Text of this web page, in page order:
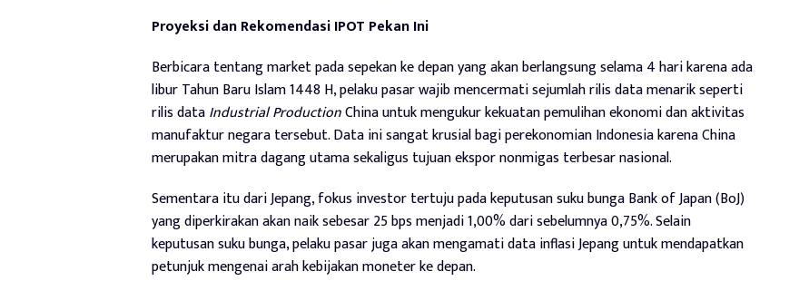
Proyeksi dan Rekomendasi IPOT Pekan Ini
Berbicara tentang market pada sepekan ke depan yang akan berlangsung selama 4 hari karena ada
libur Tahun Baru Islam 1448 H, pelaku pasar wajib mencermati sejumlah rilis data menarik seperti
rilis dataIndustrial ProductionChina untuk mengukur kekuatan pemulihan ekonomi dan aktivitas
manufaktur negara tersebut. Data ini sangat krusial bagi perekonomian Indonesia karena China
merupakan mitra dagang utama sekaligus tujuan ekspor nonmigas terbesar nasional.
Sementara itu dari Jepang, fokus investor tertuju pada keputusan suku bunga Bank of Japan (BoJ)
yang diperkirakan akan naik sebesar 25 bps menjadi 1,00% dari sebelumnya 0,75%. Selain
keputusan suku bunga, pelaku pasar juga akan mengamati data inflasi Jepang untuk mendapatkan
petunjuk mengenai arah kebijakan moneter ke depan.